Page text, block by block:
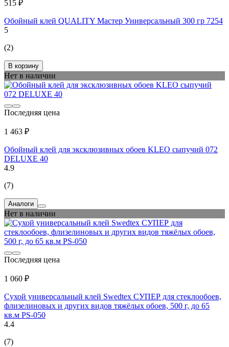
515 ₽
Обойный клей QUALITY Мастер Универсальный 300 гр 7254
5
(2)
В корзину
Нет в наличии
Последняя цена
1 463 ₽
Обойный клей для эксклюзивных обоев KLEO сыпучий 072
DELUXE 40
4.9
(7)
Аналоги
Нет в наличии
Последняя цена
1 060 ₽
Cухой универсальный клей Swedtex СУПЕР для стеклообоев,
флизелиновых и других видов тяжёлых обоев, 500 г, до 65
кв.м PS-050
4.4
(7)